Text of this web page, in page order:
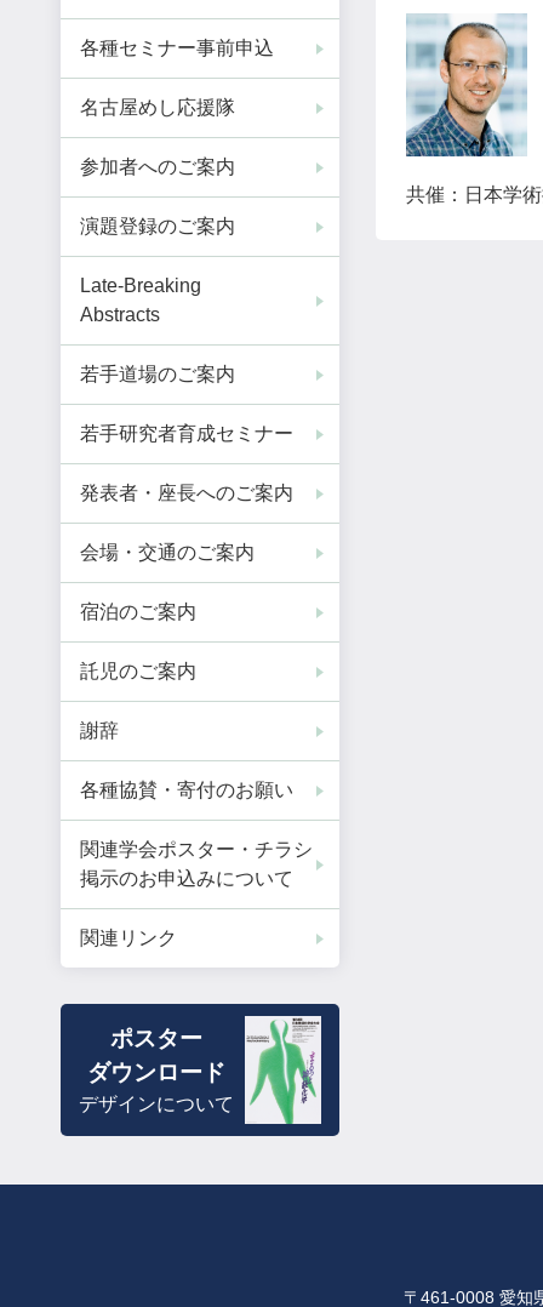
各種セミナー事前申込
名古屋めし応援隊
参加者へのご案内
演題登録のご案内
Late-Breaking
Abstracts
若手道場のご案内
若手研究者育成セミナー
発表者・座長へのご案内
会場・交通のご案内
宿泊のご案内
託児のご案内
謝辞
各種協賛・寄付のお願い
関連学会ポスター・チラシ
掲示のお申込みについて
関連リンク
ポスター
ダウンロード
デザインについて
共催：日本学
〒461-0008 愛知